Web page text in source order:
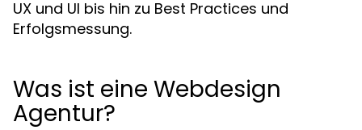
UX und UI bis hin zu Best Practices und
Erfolgsmessung.
Was ist eine Webdesign
Agentur?